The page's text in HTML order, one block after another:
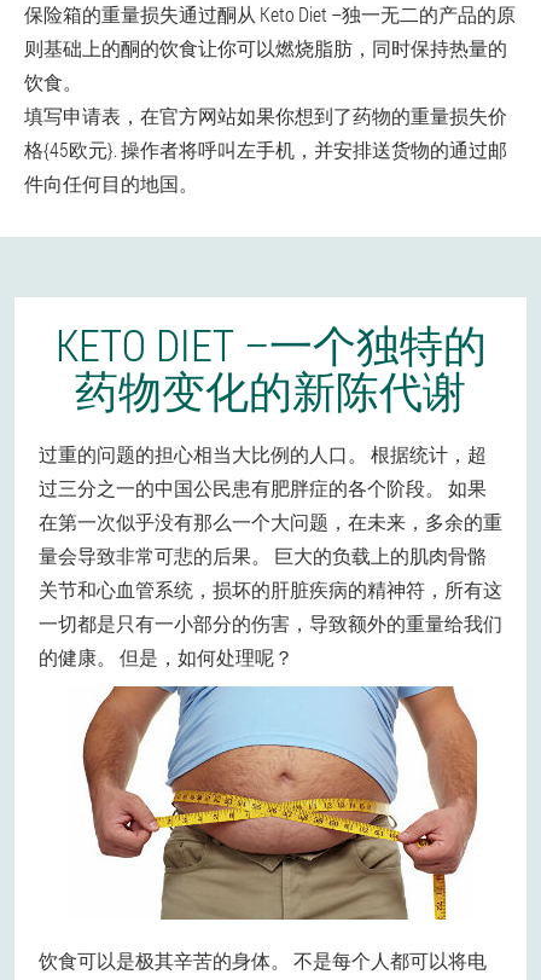
保险箱的重量损失通过酮从 Keto Diet –独一无二的产品的原
则基础上的酮的饮食让你可以燃烧脂肪，同时保持热量的
饮食。
填写申请表，在官方网站如果你想到了药物的重量损失价
格{45欧元}. 操作者将呼叫左手机，并安排送货物的通过邮
件向任何目的地国。
KETO DIET –一个独特的
药物变化的新陈代谢
过重的问题的担心相当大比例的人口。 根据统计，超
过三分之一的中国公民患有肥胖症的各个阶段。 如果
在第一次似乎没有那么一个大问题，在未来，多余的重
量会导致非常可悲的后果。 巨大的负载上的肌肉骨骼
关节和心血管系统，损坏的肝脏疾病的精神符，所有这
一切都是只有一小部分的伤害，导致额外的重量给我们
的健康。 但是，如何处理呢？
饮食可以是极其辛苦的身体。 不是每个人都可以将电